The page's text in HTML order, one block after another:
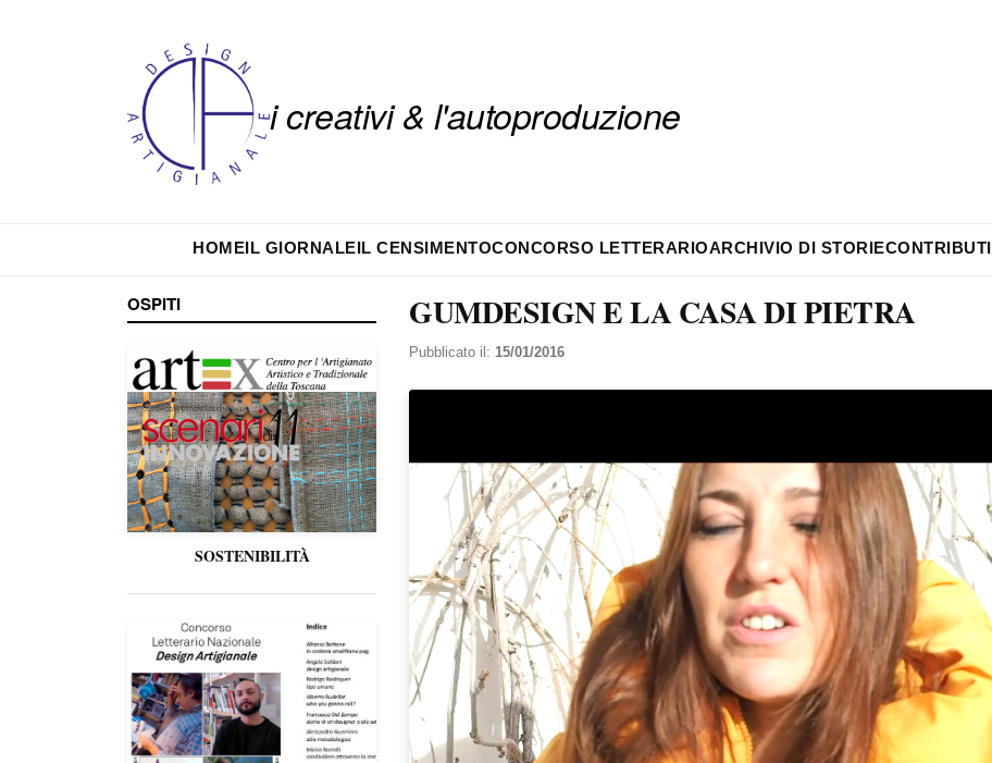
i creativi & l'autoproduzione
HOMEIL GIORNALEIL CENSIMENTOCONCORSO LETTERARIOARCHIVIO DI STORIECONTRIBUTI
OSPITI
SOSTENIBILITÀ
GUMDESIGN E LA CASA DI PIETRA
Pubblicato il:15/01/2016